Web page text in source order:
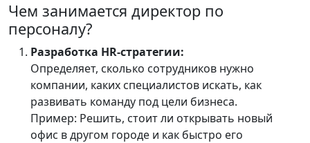
Чем занимается директор по
персоналу?
Разработка HR-стратегии:
Определяет, сколько сотрудников нужно
компании, каких специалистов искать, как
развивать команду под цели бизнеса.
Пример: Решить, стоит ли открывать новый
офис в другом городе и как быстро его